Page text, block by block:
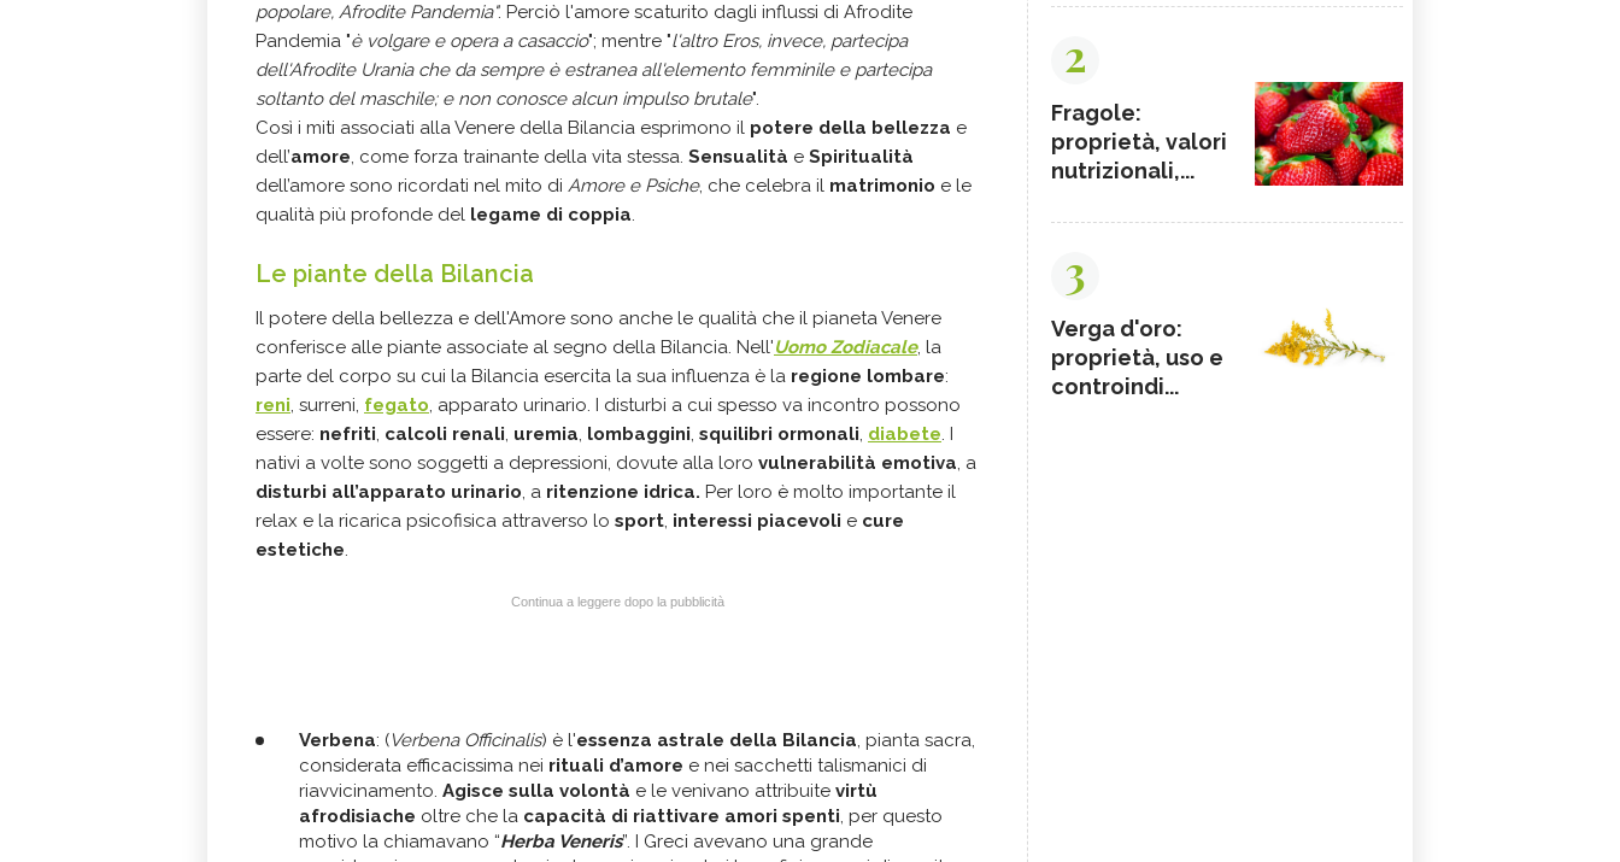
popolare, Afrodite Pandemia". Perciò l'amore scaturito dagli influssi di Afrodite
Pandemia "è volgare e opera a casaccio"; mentre "l'altro Eros, invece, partecipa
dell'Afrodite Urania che da sempre è estranea all'elemento femminile e partecipa
soltanto del maschile; e non conosce alcun impulso brutale".
Così i miti associati alla Venere della Bilancia esprimono il potere della bellezza e
dell’amore, come forza trainante della vita stessa. Sensualità e Spiritualità
dell’amore sono ricordati nel mito di Amore e Psiche, che celebra il matrimonio e le
qualità più profonde del legame di coppia.
Le piante della Bilancia
Il potere della bellezza e dell'Amore sono anche le qualità che il pianeta Venere
conferisce alle piante associate al segno della Bilancia. Nell'Uomo Zodiacale, la
parte del corpo su cui la Bilancia esercita la sua influenza è la regione lombare:
reni, surreni, fegato, apparato urinario. I disturbi a cui spesso va incontro possono
essere: nefriti, calcoli renali, uremia, lombaggini, squilibri ormonali, diabete. I
nativi a volte sono soggetti a depressioni, dovute alla loro vulnerabilità emotiva, a
disturbi all’apparato urinario, a ritenzione idrica. Per loro è molto importante il
relax e la ricarica psicofisica attraverso lo sport, interessi piacevoli e cure
estetiche.
Continua a leggere dopo la pubblicità
Verbena: (Verbena Officinalis) è l'essenza astrale della Bilancia, pianta sacra,
considerata efficacissima nei rituali d’amore e nei sacchetti talismanici di
riavvicinamento. Agisce sulla volontà e le venivano attribuite virtù
afrodisiache oltre che la capacità di riattivare amori spenti, per questo
motivo la chiamavano “Herba Veneris”. I Greci avevano una grande
2
Fragole:
proprietà, valori
nutrizionali,...
3
Verga d'oro:
proprietà, uso e
controindi...